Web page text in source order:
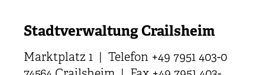
Stadtverwaltung Crailsheim
Marktplatz 1 | Telefon +49 7951 403-0